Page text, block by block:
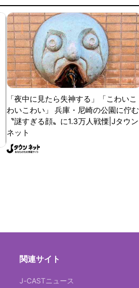
「夜中に見たら失神する」「こわいこ
わいこわい」 兵庫・尼崎の公園に佇む
〝謎すぎる顔〟に1.3万人戦慄|Jタウン
ネット
関連サイト
J-CASTニュース